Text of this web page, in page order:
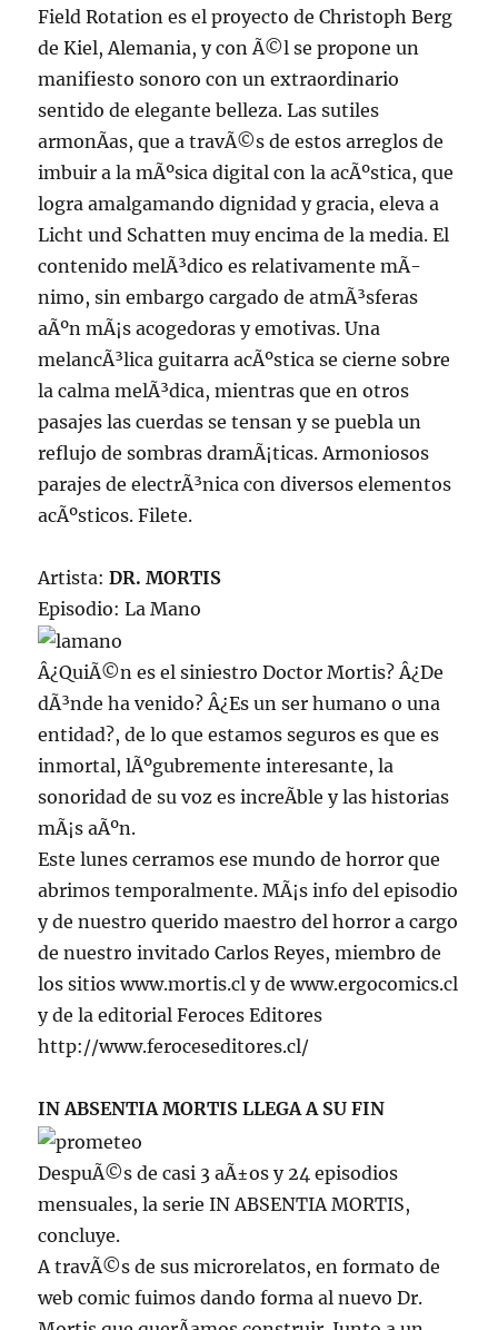
Field Rotation es el proyecto de Christoph Berg
de Kiel, Alemania, y con Ã©l se propone un
manifiesto sonoro con un extraordinario
sentido de elegante belleza. Las sutiles
armonÃ­as, que a travÃ©s de estos arreglos de
imbuir a la mÃºsica digital con la acÃºstica, que
logra amalgamando dignidad y gracia, eleva a
Licht und Schatten muy encima de la media. El
contenido melÃ³dico es relativamente mÃ­
nimo, sin embargo cargado de atmÃ³sferas
aÃºn mÃ¡s acogedoras y emotivas. Una
melancÃ³lica guitarra acÃºstica se cierne sobre
la calma melÃ³dica, mientras que en otros
pasajes las cuerdas se tensan y se puebla un
reflujo de sombras dramÃ¡ticas. Armoniosos
parajes de electrÃ³nica con diversos elementos
acÃºsticos. Filete.
Artista:DR. MORTIS
Episodio: La Mano
Â¿QuiÃ©n es el siniestro Doctor Mortis? Â¿De
dÃ³nde ha venido? Â¿Es un ser humano o una
entidad?, de lo que estamos seguros es que es
inmortal, lÃºgubremente interesante, la
sonoridad de su voz es increÃ­ble y las historias
mÃ¡s aÃºn.
Este lunes cerramos ese mundo de horror que
abrimos temporalmente. MÃ¡s info del episodio
y de nuestro querido maestro del horror a cargo
de nuestro invitado Carlos Reyes, miembro de
los sitios www.mortis.cl y de www.ergocomics.cl
y de la editorial Feroces Editores
http://www.feroceseditores.cl/
IN ABSENTIA MORTIS LLEGA A SU FIN
DespuÃ©s de casi 3 aÃ±os y 24 episodios
mensuales, la serie IN ABSENTIA MORTIS,
concluye.
A travÃ©s de sus microrelatos, en formato de
web comic fuimos dando forma al nuevo Dr.